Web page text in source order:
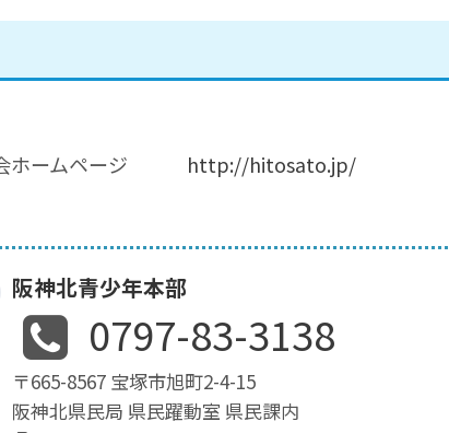
会ホームページ http://hitosato.jp/
阪神北青少年本部
0797-83-3138
〒665-8567 宝塚市旭町2-4-15
阪神北県民局 県民躍動室 県民課内